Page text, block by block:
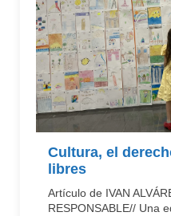
Cultura, el
libres
Artículo de IVAN
RESPONSABLE// Una